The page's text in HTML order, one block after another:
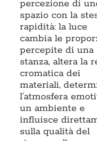
percezione di
spazio con la
rapidità: la luce
cambia le
percepite di una
stanza, altera la
cromatica dei
materiali,
l’atmosfera
un ambiente e
influisce
sulla qualità del